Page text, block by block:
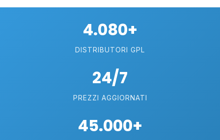
4.080+
DISTRIBUTORI GPL
24/7
PREZZI AGGIORNATI
45.000+